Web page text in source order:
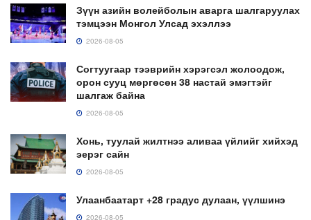
Зүүн азийн волейболын аварга шалгаруулах
тэмцээн Монгол Улсад эхэллээ
2026-08-05
Согтуугаар тээврийн хэрэгсэл жолоодож,
орон сууц мөргөсөн 38 настай эмэгтэйг
шалгаж байна
2026-08-05
Хонь, туулай жилтнээ аливаа үйлийг хийхэд
эерэг сайн
2026-08-05
Улаанбаатарт +28 градус дулаан, үүлшинэ
2026-08-05